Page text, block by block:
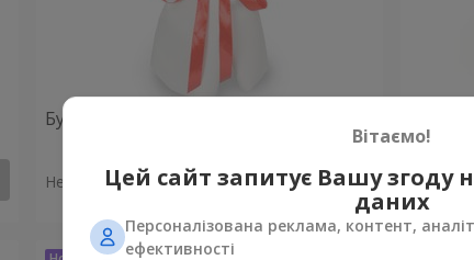
Букет "Стендаль"
Немає в наявності Уточнити Немає в
Вітаємо!
Цей сайт запитує Вашу згоду
даних
Персоналізована реклама, контент,
ефективності